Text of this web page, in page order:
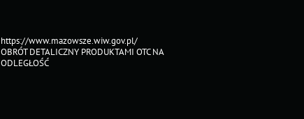
https://www.mazowsze.wiw.gov.pl/
OBRÓT DETALICZNY PRODUKTAMI OTC NA
ODLEGŁOŚĆ